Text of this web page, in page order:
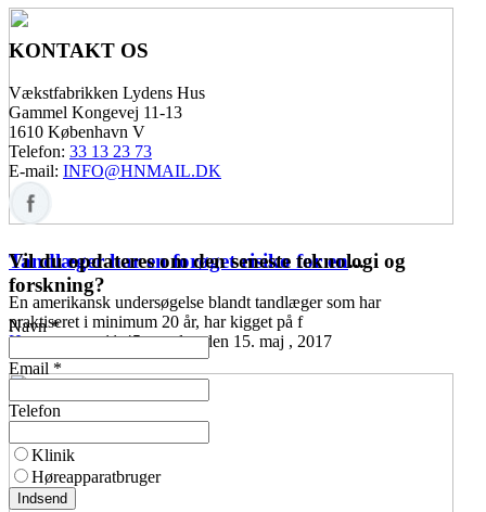
Tandlæger har en forøget risiko for en...
En amerikansk undersøgelse blandt tandlæger som har
praktiseret i minimum 20 år, har kigget på f
Høreomsorg 11:45 mandag den 15. maj , 2017
KONTAKT OS
Vækstfabrikken Lydens Hus
Gammel Kongevej 11-13
1610 København V
Telefon: 33 13 23 73
E-mail: INFO@HNMAIL.DK
Vil du opdateres om den seneste teknologi og
forskning?
Navn *
Email *
Telefon
Klinik
Høreapparatbruger
Indsend